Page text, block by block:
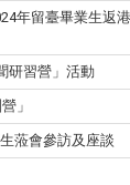
年留臺畢業生返
研習營」活動
」
蒞會參訪及座談